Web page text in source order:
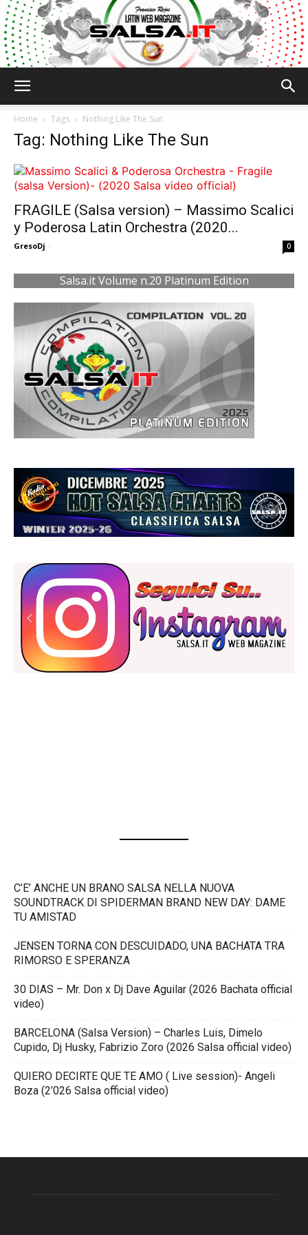
Home Tags Nothing Like The Sun
Tag: Nothing Like The Sun
FRAGILE (Salsa version) – Massimo Scalici
y Poderosa Latin Orchestra (2020...
GresoDj - 0
Salsa.it Volume n.20 Platinum Edition
C’E’ ANCHE UN BRANO SALSA NELLA NUOVA
SOUNDTRACK DI SPIDERMAN BRAND NEW DAY: DAME
TU AMISTAD
JENSEN TORNA CON DESCUIDADO, UNA BACHATA TRA
RIMORSO E SPERANZA
30 DIAS – Mr. Don x Dj Dave Aguilar (2026 Bachata official
video)
BARCELONA (Salsa Version) – Charles Luis, Dimelo
Cupido, Dj Husky, Fabrizio Zoro (2026 Salsa official video)
QUIERO DECIRTE QUE TE AMO ( Live session)- Angeli
Boza (2’026 Salsa official video)